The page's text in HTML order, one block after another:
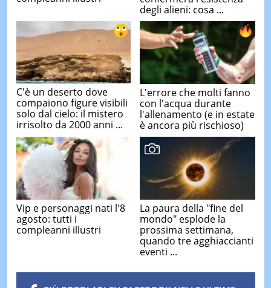
degli alieni: cosa ...
C'è un deserto dove
compaiono figure visibili
solo dal cielo: il mistero
irrisolto da 2000 anni ...
L'errore che molti fanno
con l'acqua durante
l'allenamento (e in estate
è ancora più rischioso)
Vip e personaggi nati l'8
agosto: tutti i
compleanni illustri
La paura della "fine del
mondo" esplode la
prossima settimana,
quando tre agghiaccianti
eventi ...